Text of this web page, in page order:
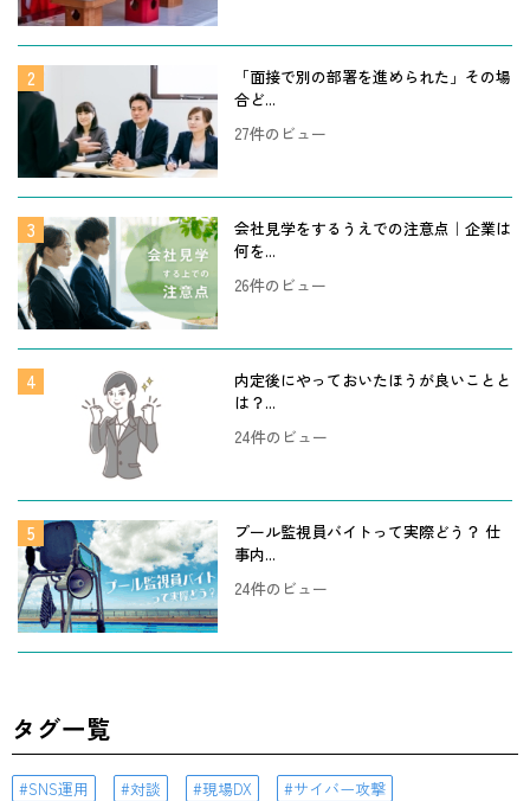
「面接で別の部署を進められた」その場
合ど...
27件のビュー
会社見学をするうえでの注意点｜企業は
何を...
26件のビュー
内定後にやっておいたほうが良いことと
は？...
24件のビュー
プール監視員バイトって実際どう？ 仕
事内...
24件のビュー
タグ一覧
SNS運用 対談 現場DX
サイバー攻撃